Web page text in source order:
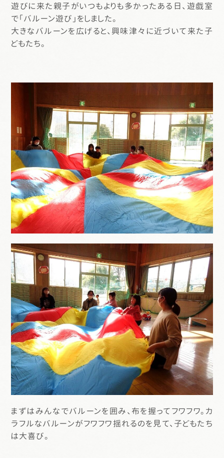
遊びに来た親子がいつもよりも多かったある日、遊戯室
で「バルーン遊び」をしました。
大きなバルーンを広げると、興味津々に近づいて来た子
どもたち。
まずはみんなでバルーンを囲み、布を握ってフワフワ。カ
ラフルなバルーンがフワフワ揺れるのを見て、子どもたち
は大喜び。